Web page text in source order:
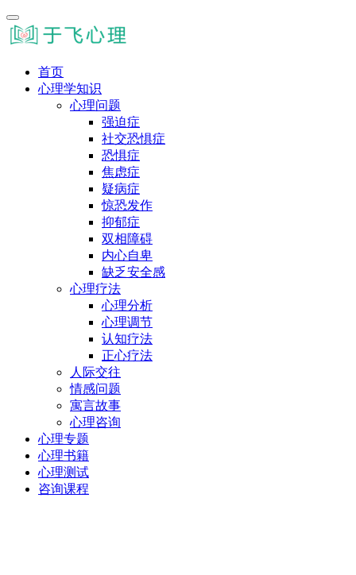
首页
心理学知识
心理问题
强迫症
社交恐惧症
恐惧症
焦虑症
疑病症
惊恐发作
抑郁症
双相障碍
内心自卑
缺乏安全感
心理疗法
心理分析
心理调节
认知疗法
正心疗法
人际交往
情感问题
寓言故事
心理咨询
心理专题
心理书籍
心理测试
咨询课程